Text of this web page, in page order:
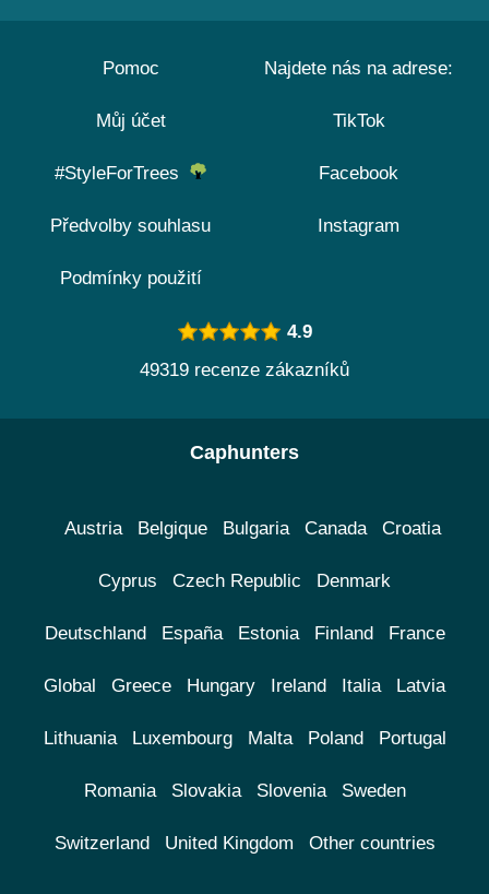
Pomoc
Můj účet
#StyleForTrees
Předvolby souhlasu
Podmínky použití
Najdete nás na adrese:
TikTok
Facebook
Instagram
4.9
49319 recenze zákazníků
Caphunters
Austria Belgique Bulgaria Canada Croatia
Cyprus Czech Republic Denmark
Deutschland España Estonia Finland France
Global Greece Hungary Ireland Italia Latvia
Lithuania Luxembourg Malta Poland Portugal
Romania Slovakia Slovenia Sweden
Switzerland United Kingdom Other countries